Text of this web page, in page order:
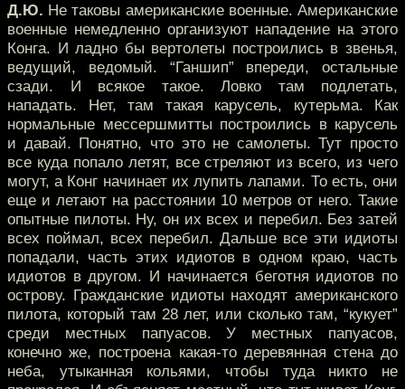
Д.Ю. Не таковы американские военные. Американские
военные немедленно организуют нападение на этого
Конга. И ладно бы вертолеты построились в звенья,
ведущий, ведомый. “Ганшип” впереди, остальные
сзади. И всякое такое. Ловко там подлетать,
нападать. Нет, там такая карусель, кутерьма. Как
нормальные мессершмитты построились в карусель
и давай. Понятно, что это не самолеты. Тут просто
все куда попало летят, все стреляют из всего, из чего
могут, а Конг начинает их лупить лапами. То есть, они
еще и летают на расстоянии 10 метров от него. Такие
опытные пилоты. Ну, он их всех и перебил. Без затей
всех поймал, всех перебил. Дальше все эти идиоты
попадали, часть этих идиотов в одном краю, часть
идиотов в другом. И начинается беготня идиотов по
острову. Гражданские идиоты находят американского
пилота, который там 28 лет, или сколько там, “кукует”
среди местных папуасов. У местных папуасов,
конечно же, построена какая-то деревянная стена до
неба, утыканная кольями, чтобы туда никто не